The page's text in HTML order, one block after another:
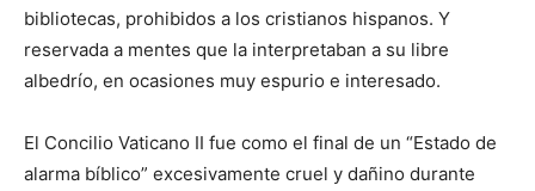
bibliotecas, prohibidos a los cristianos hispanos. Y
reservada a mentes que la interpretaban a su libre
albedrío, en ocasiones muy espurio e interesado.
El Concilio Vaticano II fue como el final de un “Estado de
alarma bíblico” excesivamente cruel y dañino durante